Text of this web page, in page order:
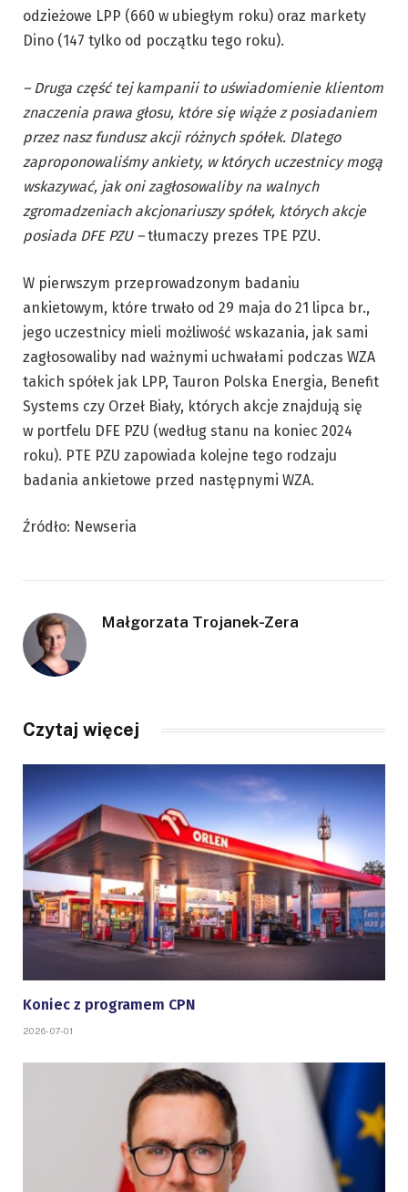
odzieżowe LPP (660 w ubiegłym roku) oraz markety
Dino (147 tylko od początku tego roku).
– Druga część tej kampanii to uświadomienie klientom
znaczenia prawa głosu, które się wiąże z posiadaniem
przez nasz fundusz akcji różnych spółek. Dlatego
zaproponowaliśmy ankiety, w których uczestnicy mogą
wskazywać, jak oni zagłosowaliby na walnych
zgromadzeniach akcjonariuszy spółek, których akcje
posiada DFE PZU –tłumaczy prezes TPE PZU.
W pierwszym przeprowadzonym badaniu
ankietowym, które trwało od 29 maja do 21 lipca br.,
jego uczestnicy mieli możliwość wskazania, jak sami
zagłosowaliby nad ważnymi uchwałami podczas WZA
takich spółek jak LPP, Tauron Polska Energia, Benefit
Systems czy Orzeł Biały, których akcje znajdują się
w portfelu DFE PZU (według stanu na koniec 2024
roku). PTE PZU zapowiada kolejne tego rodzaju
badania ankietowe przed następnymi WZA.
Źródło: Newseria
Małgorzata Trojanek-Zera
Czytaj więcej
Koniec z programem CPN
2026-07-01